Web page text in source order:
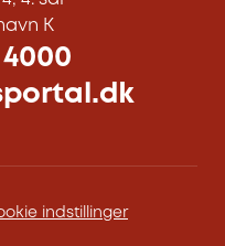
K
4000
indstillinger